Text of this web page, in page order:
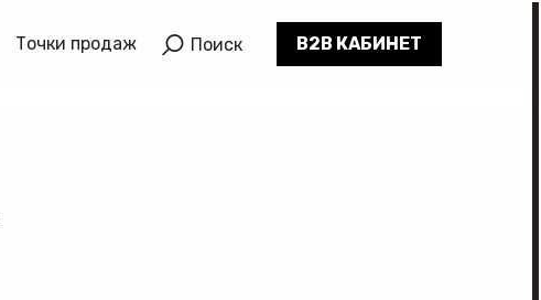
Поиск B2B КАБИНЕТ
Точки продаж